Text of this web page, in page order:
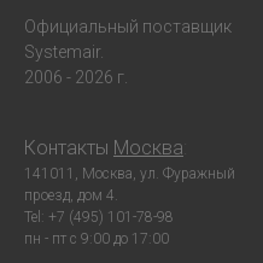
Официальный поставщик
Systemair.
2006 - 2026 г.
Контакты Москва
141011, Москва, ул. Фуражный
проезд, дом 4.
Tel: +7 (495) 101-78-98
пн - пт с 9:00 до 17:00